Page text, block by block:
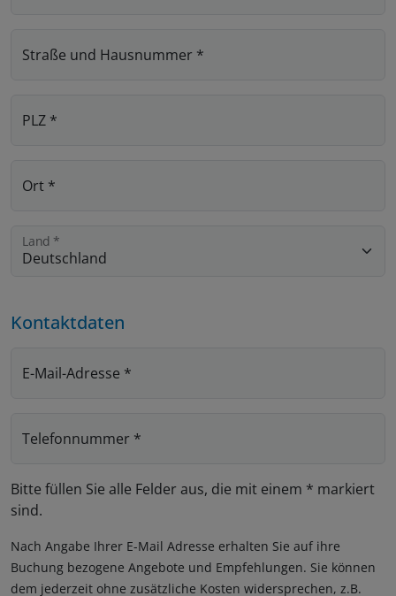
Straße und Hausnummer *
PLZ *
Ort *
Land *
Kontaktdaten
E-Mail-Adresse *
Telefonnummer *
Bitte füllen Sie alle Felder aus, die mit einem * markiert
sind.
Nach Angabe Ihrer E-Mail Adresse erhalten Sie auf ihre
Buchung bezogene Angebote und Empfehlungen. Sie können
dem jederzeit ohne zusätzliche Kosten widersprechen, z.B.